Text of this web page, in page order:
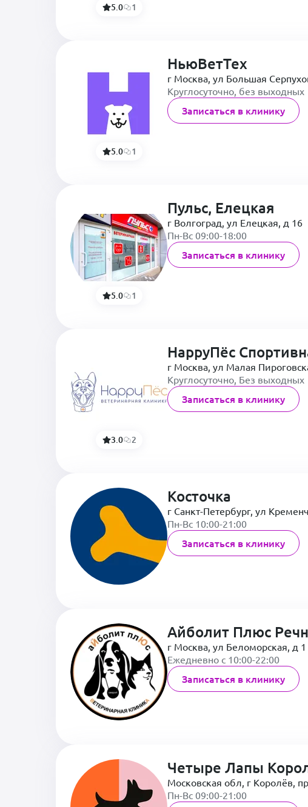
5.0 1
5.0 1
НьюВетТех
г Москва, ул Большая
Круглосуточно, без выходных
Записаться в клинику
5.0 1
Пульс, Елецкая
г Волгоград, ул Елецкая, д 16
Пн-Вс 09:00-18:00
Записаться в клинику
3.0 2
HappyПёс
г Москва, ул Малая
Круглосуточно, Без выходных
Записаться в клинику
Косточка
г Санкт-Петербург, ул
Пн-Вс 10:00-21:00
Записаться в клинику
Айболит Плюс
г Москва, ул Беломорская, д 1
Ежедневно с 10:00-22:00
Записаться в клинику
Четыре Лапы
Московская обл, г Королёв,
Пн-Вс 09:00-21:00